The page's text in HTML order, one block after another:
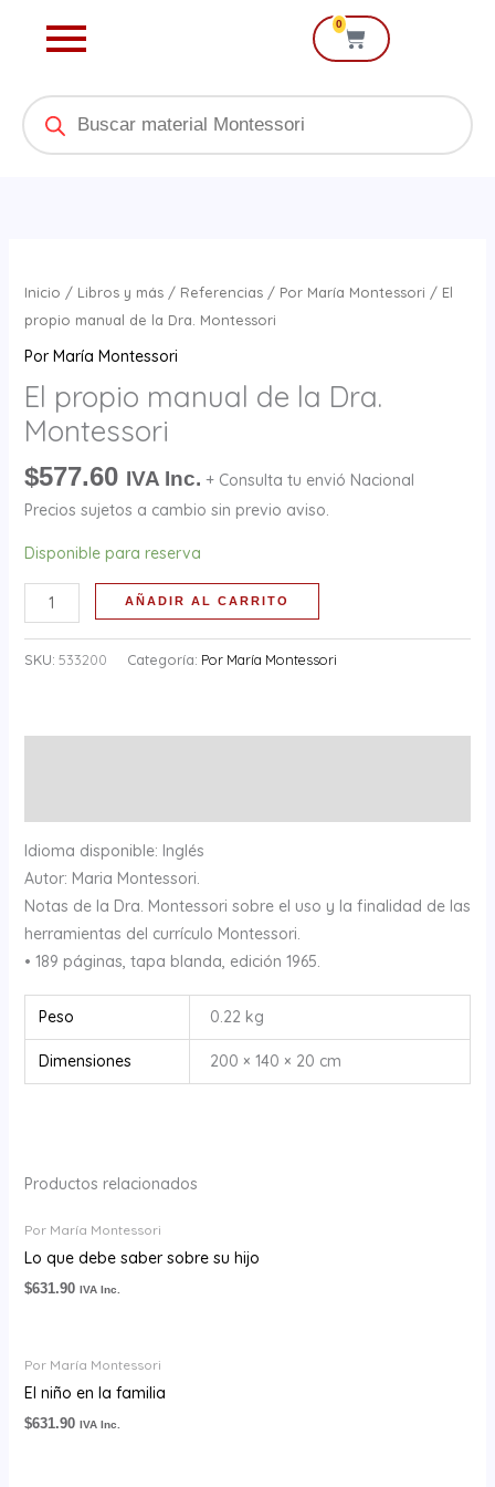
0
Cart
Products
search
Inicio / Libros y más/ Referencias/ Por María Montessori / El
propio manual de la Dra. Montessori
Por María Montessori
El propio manual de la Dra.
Montessori
$577.60 IVA Inc. + Consulta tu envió Nacional
Precios sujetos a cambio sin previo aviso.
Disponible para reserva
propio
manual
Dra.
Montessori
AÑADIR AL CARRITO
SKU: 533200 Categoría: Por María Montessori
Idioma disponible: Inglés
Autor: Maria Montessori.
Notas de la Dra. Montessori sobre el uso y la finalidad de las
herramientas del currículo Montessori.
• 189 páginas, tapa blanda, edición 1965.
Peso 0.22 kg
Dimensiones 200 × 140 × 20 cm
Productos relacionados
Por María Montessori
Lo que debe saber sobre su hijo
$631.90 IVA Inc.
Por María Montessori
El niño en la familia
$631.90 IVA Inc.